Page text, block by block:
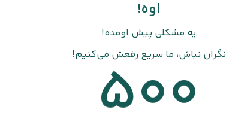
اوه!
یه مشکلی پیش اومده!
نگران نباش، ما سریع رفعش می‌کنیم!
500